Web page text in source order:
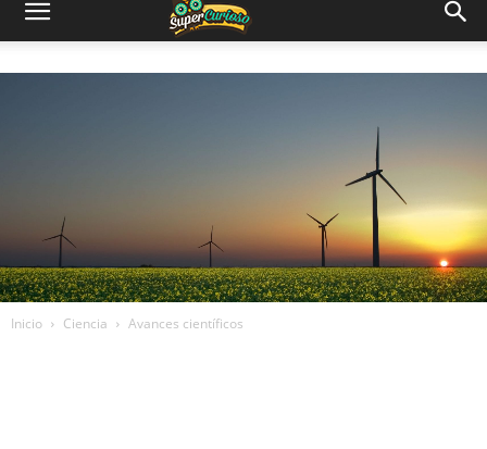
Inicio Ciencia Avances científicos